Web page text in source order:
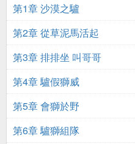
第1章 沙漠之驢
第2章 從草泥馬活起
第3章 排排坐 叫哥哥
第4章 驢假獅威
第5章 會獅於野
第6章 驢獅組隊